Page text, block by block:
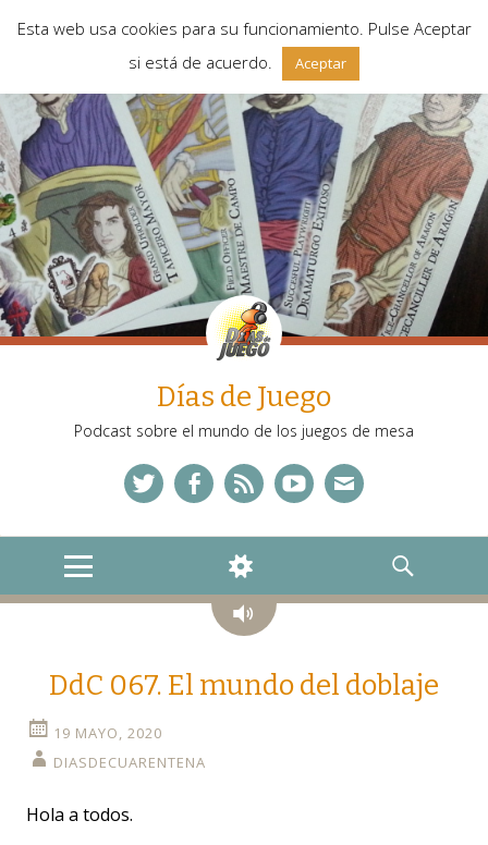
Días de Juego
Podcast sobre el mundo de los juegos de mesa
MENU
WIDGETS
SEARCH
Audio
DdC 067. El mundo del doblaje
19 MAYO, 2020
DIASDECUARENTENA
Hola a todos.
Esta web usa cookies para su funcionamiento. Pulse Aceptar
si está de acuerdo.
Aceptar